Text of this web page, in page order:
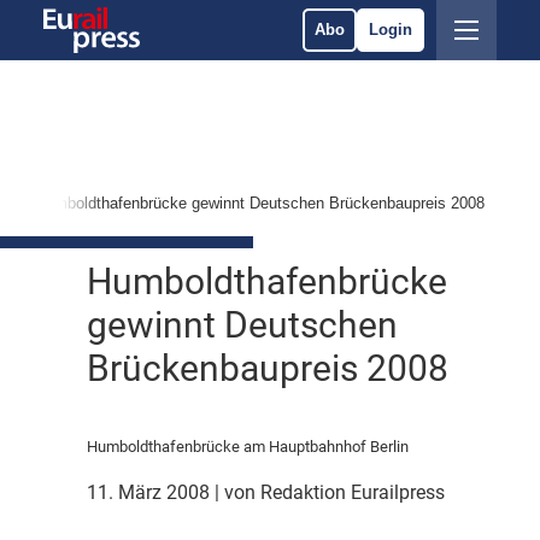
Abo Login
Humboldthafenbrücke gewinnt Deutschen Brückenbaupreis 2008
Humboldthafenbrücke
gewinnt Deutschen
Brückenbaupreis 2008
Humboldthafenbrücke am Hauptbahnhof Berlin
11. März 2008 | von Redaktion Eurailpress